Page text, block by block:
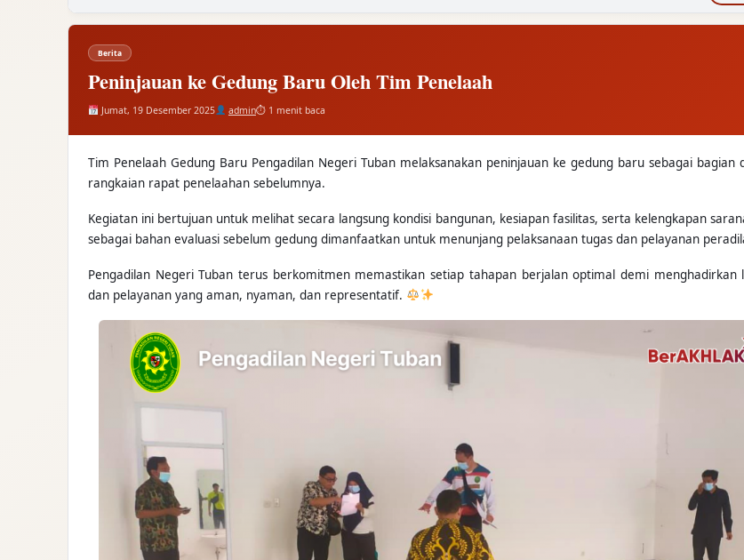
Berita
Peninjauan ke Gedung Baru Oleh Tim Penelaah
Jumat, 19 Desember 2025 admin⏱ 1 menit baca
Tim Penelaah Gedung Baru Pengadilan Negeri Tuban melaksanakan peninjauan ke gedung baru sebagai bagian
rangkaian rapat penelaahan sebelumnya.
Kegiatan ini bertujuan untuk melihat secara langsung kondisi bangunan, kesiapan fasilitas, serta kelengkapan
sebagai bahan evaluasi sebelum gedung dimanfaatkan untuk menunjang pelaksanaan tugas dan pelayanan
Pengadilan Negeri Tuban terus berkomitmen memastikan setiap tahapan berjalan optimal demi menghadirkan
dan pelayanan yang aman, nyaman, dan representatif.